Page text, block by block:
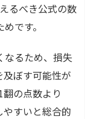
るべき公式の数
です。
なるため、損失
ぼす可能性が
の点数より
すいと総合的